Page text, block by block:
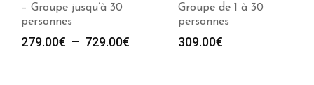
– Groupe jusqu’à 30
personnes
279.00€ – 729.00€
Groupe de 1 à 30
personnes
309.00€